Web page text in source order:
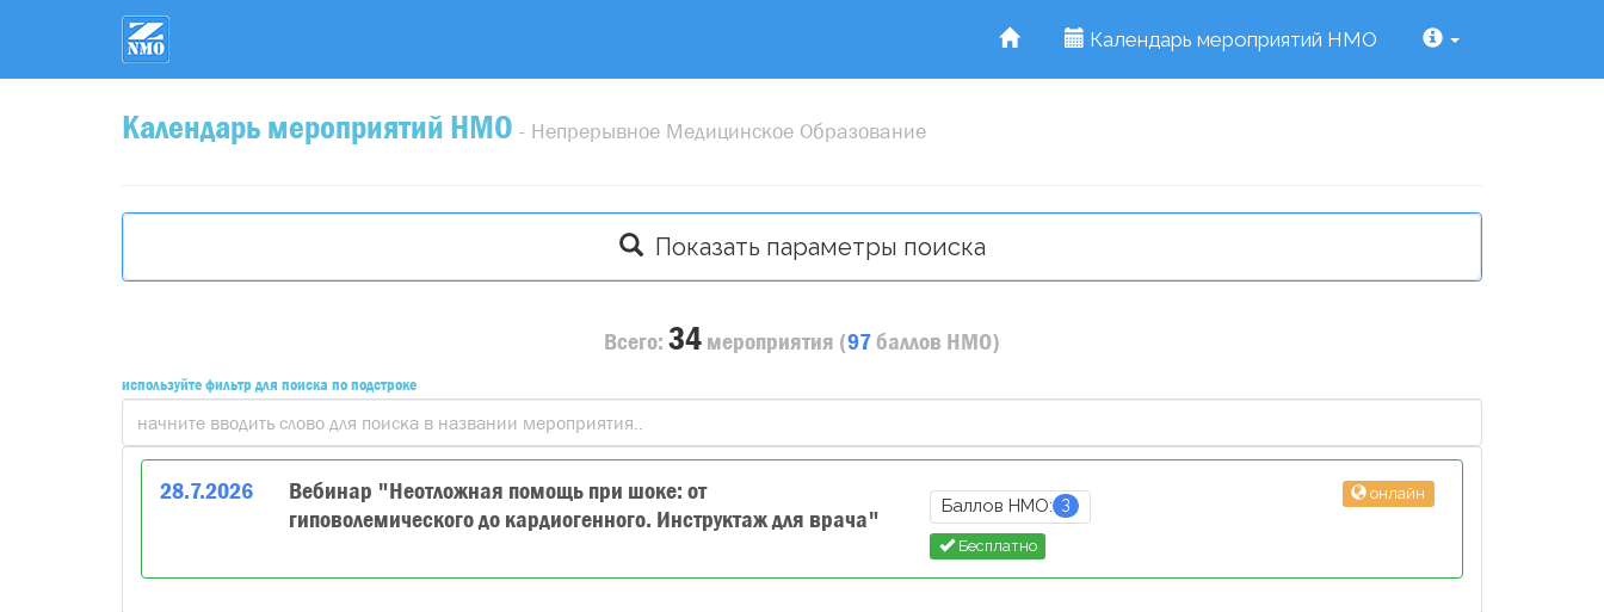
Календарь мероприятий НМО
Календарь мероприятий НМО - Непрерывное Медицинское Образование
Показать параметры поиска
Всего: 34 мероприятия (97баллов НМО)
используйте фильтр для поиска по подстроке
28.7.2026
Вебинар "Неотложная помощь при шоке: от
гиповолемического до кардиогенного. Инструктаж для врача"
Баллов НМО: 3
онлайн
Бесплатно